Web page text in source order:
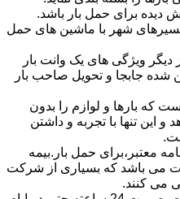
دیده برای حمل بار باشد.
شهر با ماشین های حمل
ویژگی های یک وانت بار
شده جابجا و تحویل صاحب بار
که بارها و لوازم را بدون
این تنها با تجربه و داشتن
معتبر،برای حمل بار.بیمه
می باشد که بسیاری از شرکت
می کنند.